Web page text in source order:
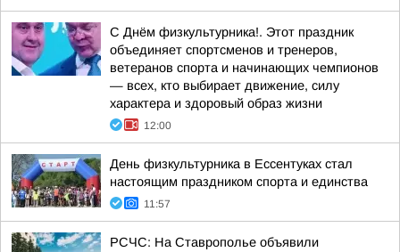
С Днём физкультурника!. Этот праздник
объединяет спортсменов и тренеров,
ветеранов спорта и начинающих чемпионов
— всех, кто выбирает движение, силу
характера и здоровый образ жизни
12:00
День физкультурника в Ессентуках стал
настоящим праздником спорта и единства
11:57
РСЧС: На Ставрополье объявили